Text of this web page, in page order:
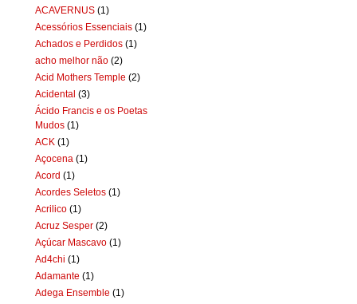
ACAVERNUS (1)
Acessórios Essenciais (1)
Achados e Perdidos (1)
acho melhor não (2)
Acid Mothers Temple (2)
Acidental (3)
Ácido Francis e os Poetas
Mudos (1)
ACK (1)
Açocena (1)
Acord (1)
Acordes Seletos (1)
Acrilico (1)
Acruz Sesper (2)
Açúcar Mascavo (1)
Ad4chi (1)
Adamante (1)
Adega Ensemble (1)